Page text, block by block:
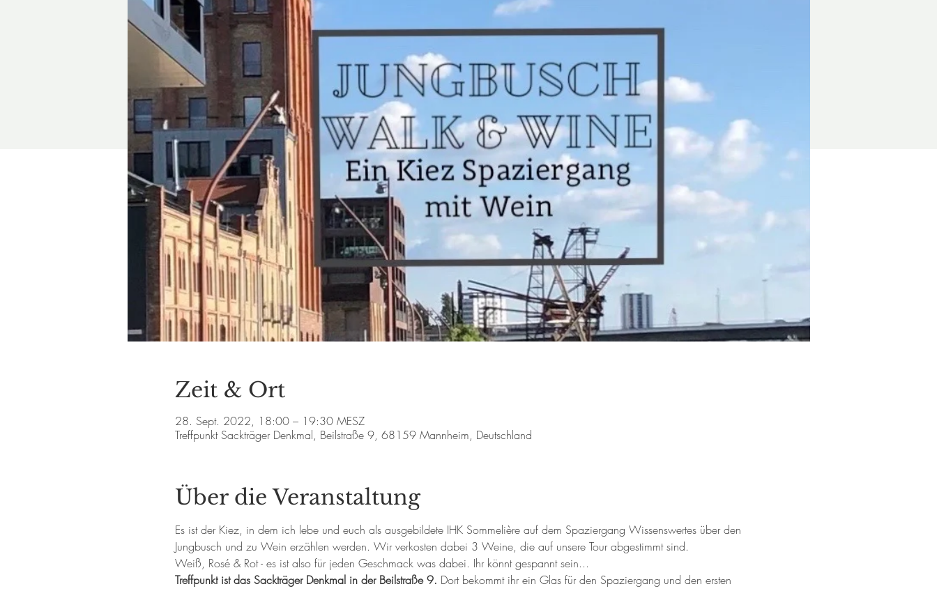
Zeit & Ort
28. Sept. 2022, 18:00 – 19:30 MESZ
Treffpunkt Sackträger Denkmal, Beilstraße 9, 68159 Mannheim, Deutschland
Über die Veranstaltung
Es ist der Kiez, in dem ich lebe und euch als ausgebildete IHK Sommelière auf dem Spaziergang Wissenswertes über den
Jungbusch und zu Wein erzählen werden. Wir verkosten dabei 3 Weine, die auf unsere Tour abgestimmt sind.
Weiß, Rosé & Rot - es ist also für jeden Geschmack was dabei. Ihr könnt gespannt sein...
Treffpunkt ist das Sackträger Denkmal in der Beilstraße 9. Dort bekommt ihr ein Glas für den Spaziergang und den ersten